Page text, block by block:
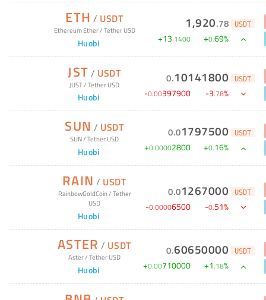
ETH / USDT
Ethereum Ether/Tether USD
Huobi
1,920.78 USDT
+13.1400 +0.69%
JST / USDT
JUST/Tether USD
Huobi
0.10141800 USDT
-0.00397900 -3.78%
SUN / USDT
SUN/Tether USD
Huobi
0.01797500 USDT
+0.00002800 +0.16%
RAIN / USDT
RainbowGoldCoin/Tether
USD
Huobi
0.01267000 USDT
-0.00006500 -0.51%
ASTER / USDT
Aster/Tether USD
Huobi
0.60650000 USDT
+0.00710000 +1.18%